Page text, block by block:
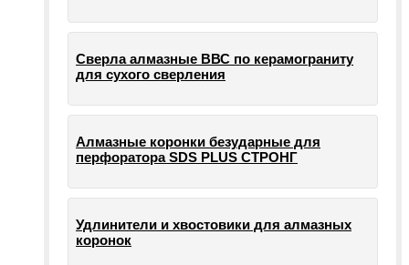
Сверла алмазные ВВС по керамограниту
для сухого сверления
Алмазные коронки безударные для
перфоратора SDS PLUS СТРОНГ
Удлинители и хвостовики для алмазных
коронок